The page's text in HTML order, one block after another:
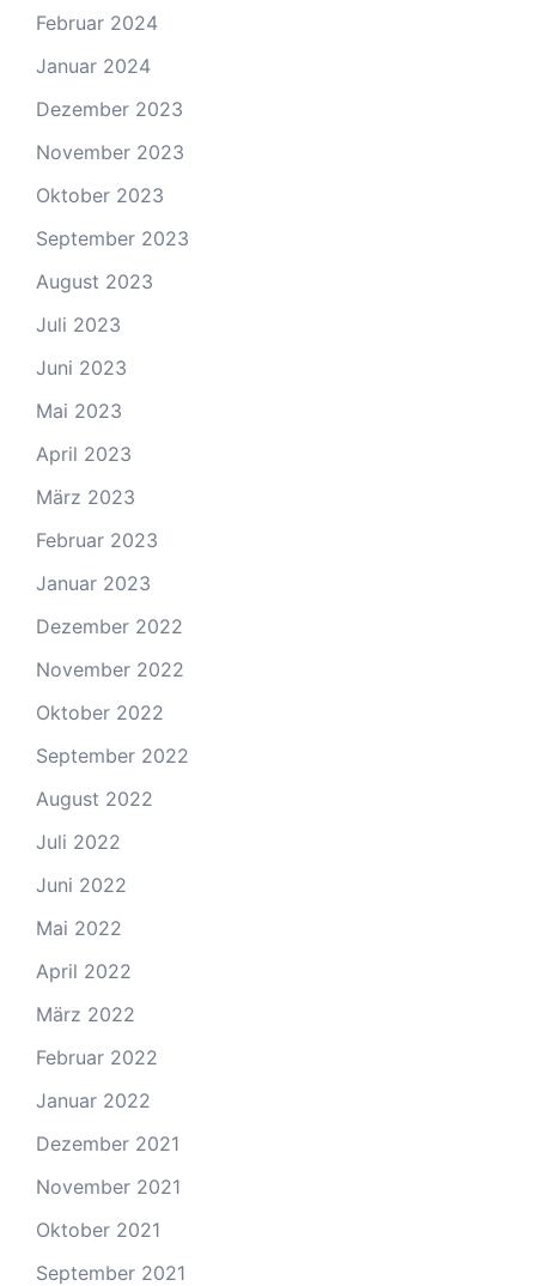
Februar 2024
Januar 2024
Dezember 2023
November 2023
Oktober 2023
September 2023
August 2023
Juli 2023
Juni 2023
Mai 2023
April 2023
März 2023
Februar 2023
Januar 2023
Dezember 2022
November 2022
Oktober 2022
September 2022
August 2022
Juli 2022
Juni 2022
Mai 2022
April 2022
März 2022
Februar 2022
Januar 2022
Dezember 2021
November 2021
Oktober 2021
September 2021